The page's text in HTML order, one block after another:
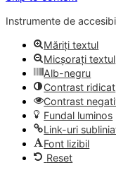
Instrumente de
Măriți textul
Micșorați textul
Alb-negru
Contrast ridicat
Contrast
Fundal luminos
Link-uri
Font lizibil
Reset